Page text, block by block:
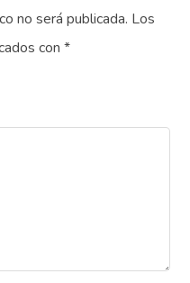
no será publicada. Los
con*